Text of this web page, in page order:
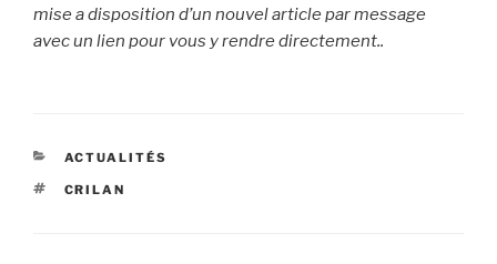
mise a disposition d’un nouvel article par message
avec un lien pour vous y rendre directement..
CATÉGORIES
ACTUALITÉS
ÉTIQUETTES
CRILAN